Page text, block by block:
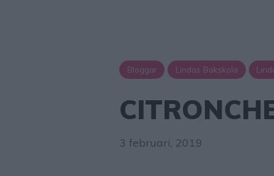
Bloggar Lindas Bakskola
3 februari, 2019